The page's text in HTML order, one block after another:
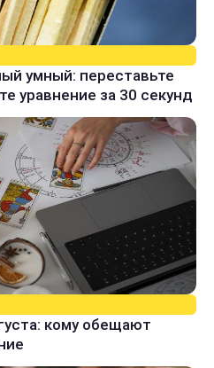
умный: переставьте
уравнение за 30 секунд
кому обещают